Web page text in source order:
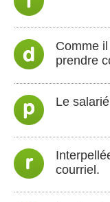
Comme
prendre
Le
courriel.